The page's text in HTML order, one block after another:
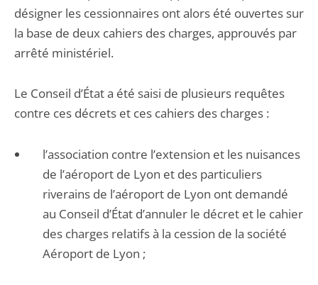
désigner les cessionnaires ont alors été ouvertes sur
la base de deux cahiers des charges, approuvés par
arrêté ministériel.
Le Conseil d’État a été saisi de plusieurs requêtes
contre ces décrets et ces cahiers des charges :
l’association contre l’extension et les nuisances
de l’aéroport de Lyon et des particuliers
riverains de l’aéroport de Lyon ont demandé
au Conseil d’État d’annuler le décret et le cahier
des charges relatifs à la cession de la société
Aéroport de Lyon ;